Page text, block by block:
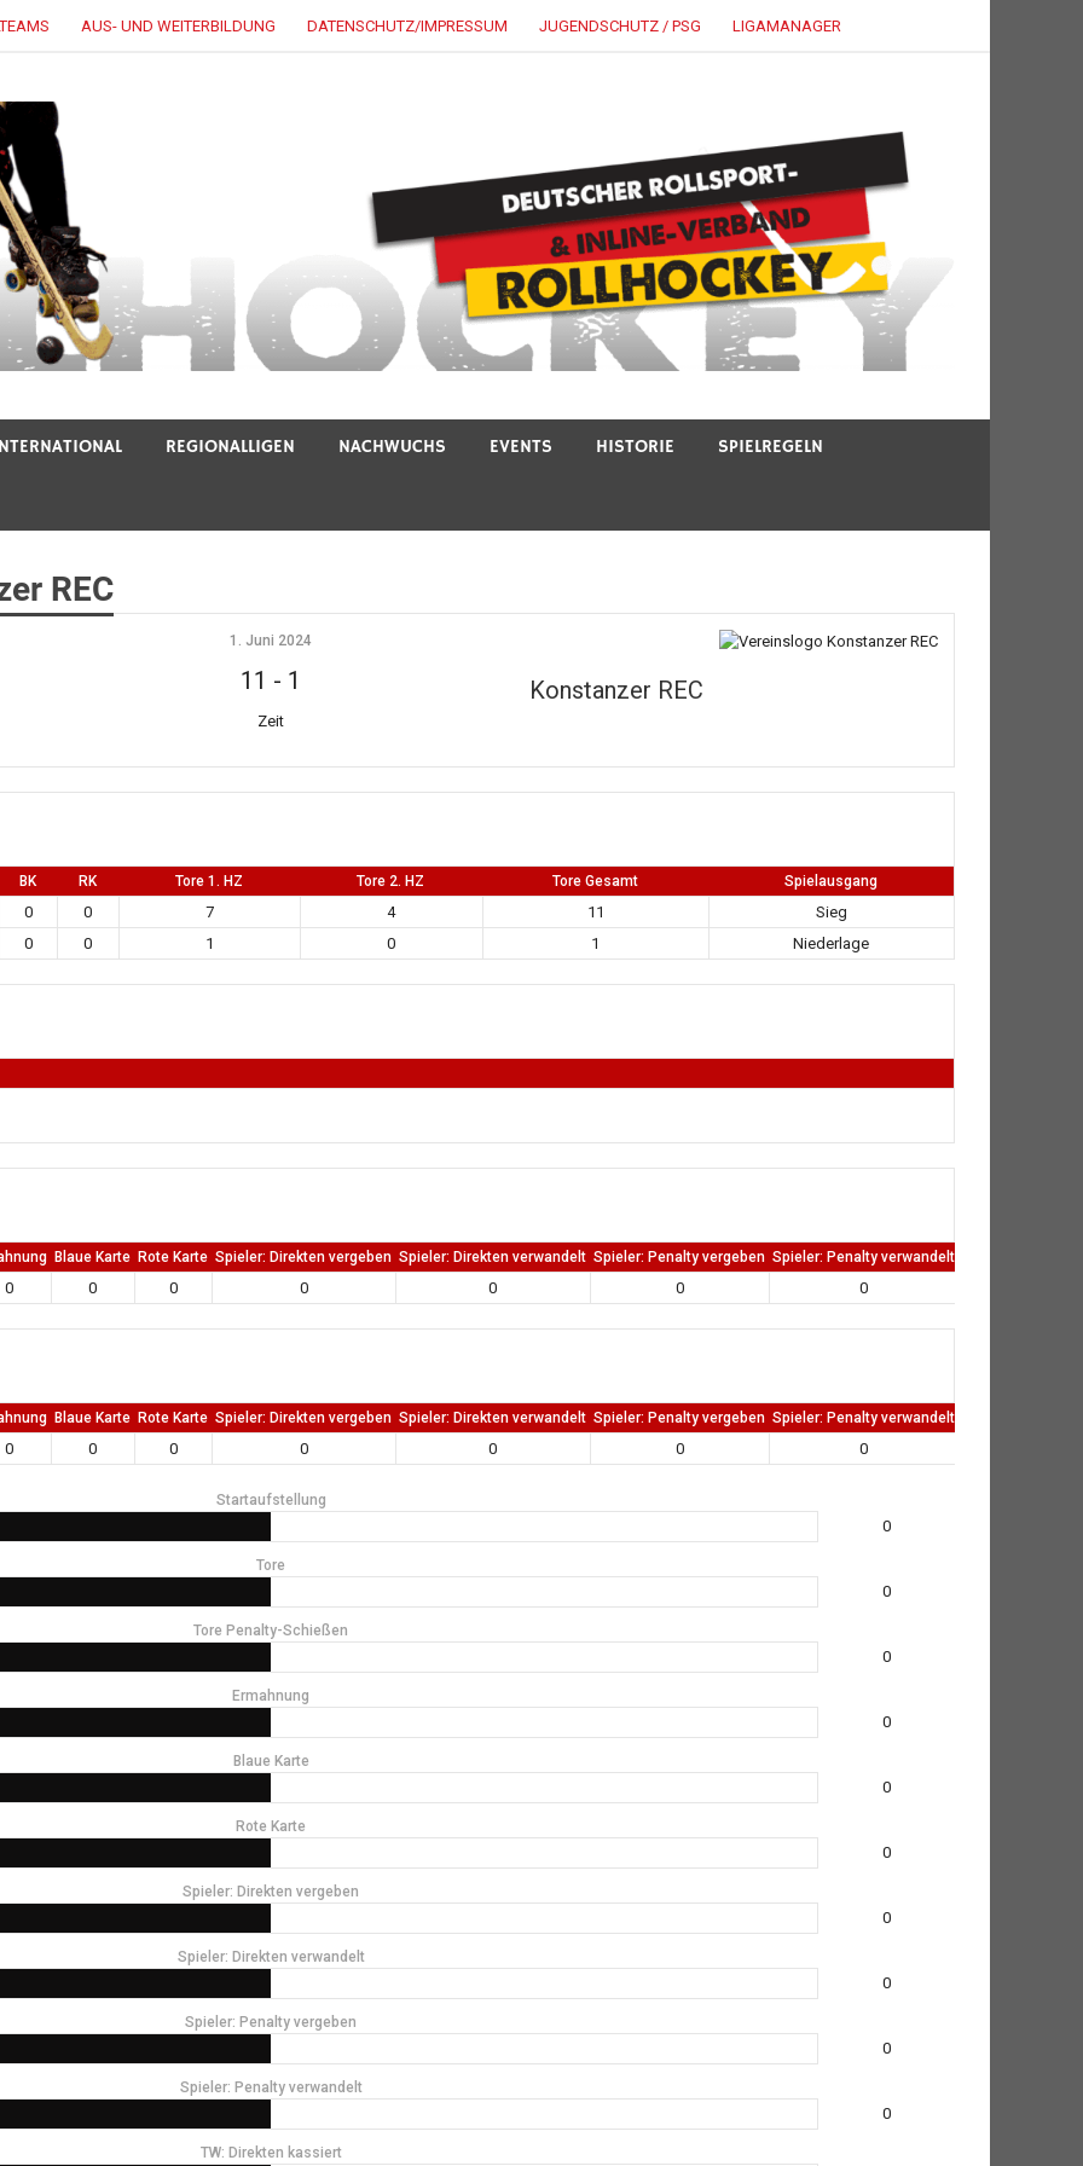
AUS- UND WEITERBILDUNG DATENSCHUTZ/IMPRESSUM JUGENDSCHUTZ / PSG LIGAMANAGER
REGIONALLIGEN NACHWUCHS EVENTS HISTORIE SPIELREGELN
REC
Konstanzer REC
1. Juni 2024
11 - 1
Zeit
BK RK Tore 1. HZ Tore 2. HZ Tore Gesamt Spielausgang
0 0 7 4 11
Sieg
0 0 1 0 1 Niederlage
Blaue Karte Rote Karte Spieler: Direkten vergeben Spieler: Direkten verwandelt Spieler: Penalty vergeben Spieler: Penalty verwandelt
0 0 0 0 0 0 0
Blaue Karte Rote Karte Spieler: Direkten vergeben Spieler: Direkten verwandelt Spieler: Penalty vergeben Spieler: Penalty verwandelt
0 0 0 0 0 0 0
Startaufstellung
0
Tore
0
Tore Penalty-Schießen
0
Ermahnung
0
Blaue Karte
0
Rote Karte
0
Spieler: Direkten vergeben
0
Spieler: Direkten verwandelt
0
Spieler: Penalty vergeben
0
Spieler: Penalty verwandelt
0
TW: Direkten kassiert